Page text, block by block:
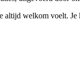
altijd welkom voelt. Je